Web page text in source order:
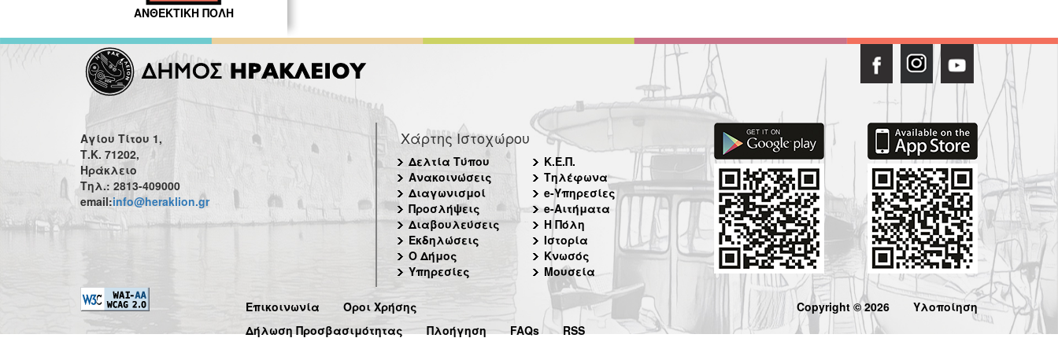
ΑΝΘΕΚΤΙΚΗ ΠΟΛΗ
Αγίου Τίτου 1,
Τ.Κ. 71202,
Ηράκλειο
Τηλ.: 2813-409000
email:info@heraklion.gr
Χάρτης Ιστοχώρου
Δελτία Τύπου
Ανακοινώσεις
Διαγωνισμοί
Προσλήψεις
Διαβουλεύσεις
Εκδηλώσεις
Ο Δήμος
Υπηρεσίες
Κ.Ε.Π.
Τηλέφωνα
e-Υπηρεσίες
e-Αιτήματα
Η Πόλη
Ιστορία
Κνωσός
Μουσεία
Επικοινωνία
Όροι Χρήσης
Δήλωση Προσβασιμότητας
Πλοήγηση FAQs RSS
Copyright © 2026 Υλοποίηση